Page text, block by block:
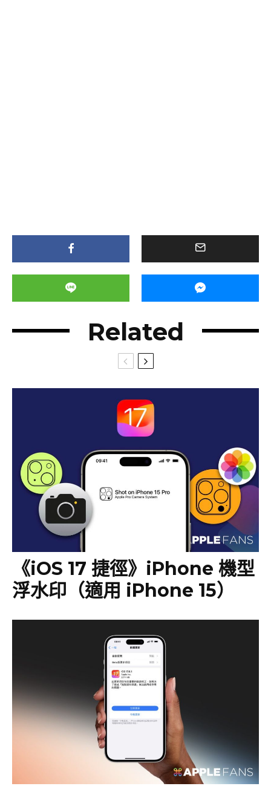
Related
《iOS 17 捷徑》iPhone 機型
浮水印（適用 iPhone 15）